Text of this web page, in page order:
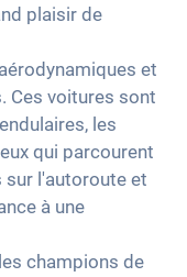
plaisir de
et
Ces voitures sont
les
qui parcourent
sur l'autoroute et
à une
les champions de